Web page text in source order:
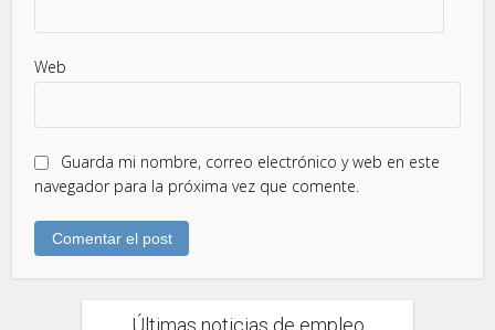
Web
Guarda mi nombre, correo electrónico y web en este
navegador para la próxima vez que comente.